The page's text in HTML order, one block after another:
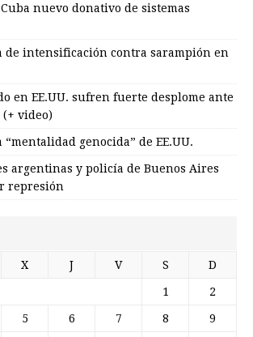
nuevo donativo de sistemas
de intensificación contra sarampión en
en EE.UU. sufren fuerte desplome ante
video)
genocida” de EE.UU.
argentinas y policía de Buenos Aires
represión
X J V S D
1 2
5 6 7 8 9